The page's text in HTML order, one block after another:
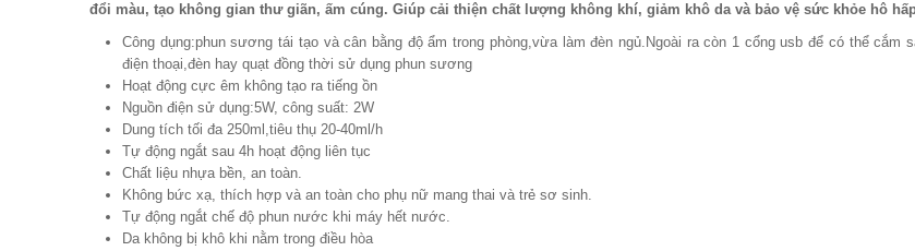
đổi màu, tạo không gian thư giãn, ấm cúng. Giúp cải thiện chất lượng không khí, giảm khô da và bảo vệ sức khỏe hô
Công dụng:phun sương tái tạo và cân bằng độ ẩm trong phòng,vừa làm đèn ngủ.Ngoài ra còn 1 cổng usb để có thể cắm
điện thoại,đèn hay quạt đồng thời sử dụng phun sương
Hoạt động cực êm không tạo ra tiếng ồn
Nguồn điện sử dụng:5W, công suất: 2W
Dung tích tối đa 250ml,tiêu thụ 20-40ml/h
Tự động ngắt sau 4h hoạt động liên tục
Chất liệu nhựa bền, an toàn.
Không bức xạ, thích hợp và an toàn cho phụ nữ mang thai và trẻ sơ sinh.
Tự động ngắt chế độ phun nước khi máy hết nước.
Da không bị khô khi nằm trong điều hòa